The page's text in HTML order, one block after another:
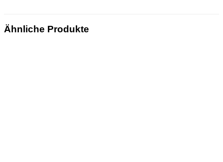
Ähnliche Produkte